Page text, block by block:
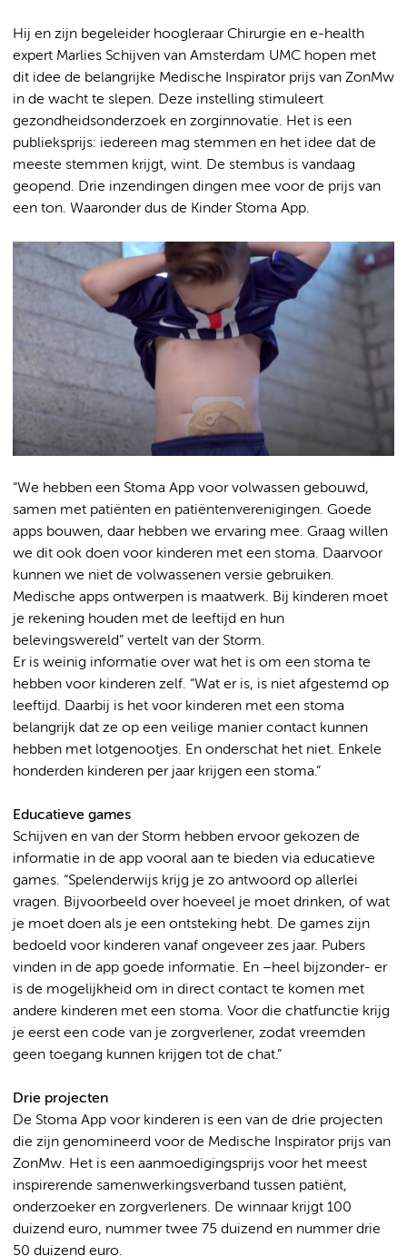
Hij en zijn begeleider hoogleraar Chirurgie en e-health
expert Marlies Schijven van Amsterdam UMC hopen met
dit idee de belangrijke Medische Inspirator prijs van ZonMw
in de wacht te slepen. Deze instelling stimuleert
gezondheidsonderzoek en zorginnovatie. Het is een
publieksprijs: iedereen mag stemmen en het idee dat de
meeste stemmen krijgt, wint. De stembus is vandaag
geopend. Drie inzendingen dingen mee voor de prijs van
een ton. Waaronder dus de Kinder Stoma App.
“We hebben een Stoma App voor volwassen gebouwd,
samen met patiënten en patiëntenverenigingen. Goede
apps bouwen, daar hebben we ervaring mee. Graag willen
we dit ook doen voor kinderen met een stoma. Daarvoor
kunnen we niet de volwassenen versie gebruiken.
Medische apps ontwerpen is maatwerk. Bij kinderen moet
je rekening houden met de leeftijd en hun
belevingswereld” vertelt van der Storm.
Er is weinig informatie over wat het is om een stoma te
hebben voor kinderen zelf. “Wat er is, is niet afgestemd op
leeftijd. Daarbij is het voor kinderen met een stoma
belangrijk dat ze op een veilige manier contact kunnen
hebben met lotgenootjes. En onderschat het niet. Enkele
honderden kinderen per jaar krijgen een stoma.”
Educatieve games
Schijven en van der Storm hebben ervoor gekozen de
informatie in de app vooral aan te bieden via educatieve
games. “Spelenderwijs krijg je zo antwoord op allerlei
vragen. Bijvoorbeeld over hoeveel je moet drinken, of wat
je moet doen als je een ontsteking hebt. De games zijn
bedoeld voor kinderen vanaf ongeveer zes jaar. Pubers
vinden in de app goede informatie. En –heel bijzonder- er
is de mogelijkheid om in direct contact te komen met
andere kinderen met een stoma. Voor die chatfunctie krijg
je eerst een code van je zorgverlener, zodat vreemden
geen toegang kunnen krijgen tot de chat.”
Drie projecten
De Stoma App voor kinderen is een van de drie projecten
die zijn genomineerd voor de Medische Inspirator prijs van
ZonMw. Het is een aanmoedigingsprijs voor het meest
inspirerende samenwerkingsverband tussen patiënt,
onderzoeker en zorgverleners. De winnaar krijgt 100
duizend euro, nummer twee 75 duizend en nummer drie
50 duizend euro.